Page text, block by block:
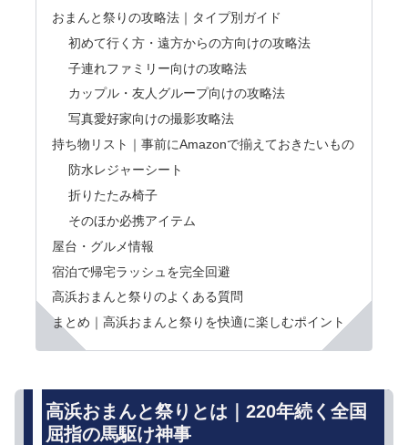
おまんと祭りの攻略法｜タイプ別ガイド
初めて行く方・遠方からの方向けの攻略法
子連れファミリー向けの攻略法
カップル・友人グループ向けの攻略法
写真愛好家向けの撮影攻略法
持ち物リスト｜事前にAmazonで揃えておきたいもの
防水レジャーシート
折りたたみ椅子
そのほか必携アイテム
屋台・グルメ情報
宿泊で帰宅ラッシュを完全回避
高浜おまんと祭りのよくある質問
まとめ｜高浜おまんと祭りを快適に楽しむポイント
高浜おまんと祭りとは｜220年続く全国
屈指の馬駆け神事